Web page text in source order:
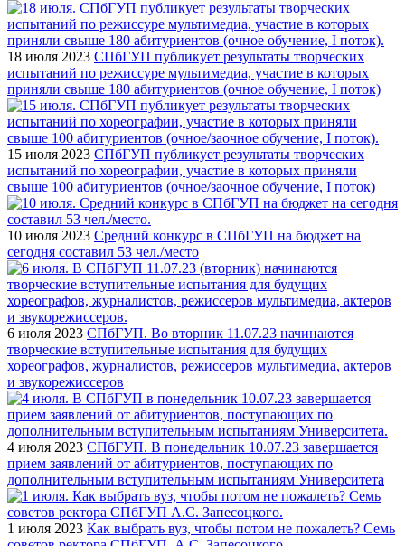
18 июля 2023 СПбГУП публикует результаты творческих
испытаний по режиссуре мультимедиа, участие в которых
приняли свыше 180 абитуриентов (очное обучение, I поток)
15 июля 2023 СПбГУП публикует результаты творческих
испытаний по хореографии, участие в которых приняли
свыше 100 абитуриентов (очное/заочное обучение, I поток)
10 июля 2023 Средний конкурс в СПбГУП на бюджет на
сегодня составил 53 чел./место
6 июля 2023 СПбГУП. Во вторник 11.07.23 начинаются
творческие вступительные испытания для будущих
хореографов, журналистов, режиссеров мультимедиа, актеров
и звукорежиссеров
4 июля 2023 СПбГУП. В понедельник 10.07.23 завершается
прием заявлений от абитуриентов, поступающих по
дополнительным вступительным испытаниям Университета
1 июля 2023 Как выбрать вуз, чтобы потом не пожалеть? Семь